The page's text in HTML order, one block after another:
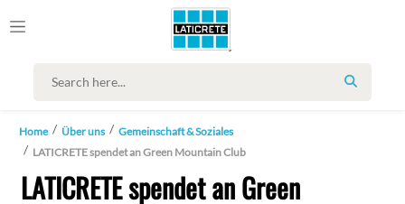
SEARCH
Home Über uns
Gemeinschaft & Soziales
LATICRETE spendet an Green Mountain Club
LATICRETE spendet an Green